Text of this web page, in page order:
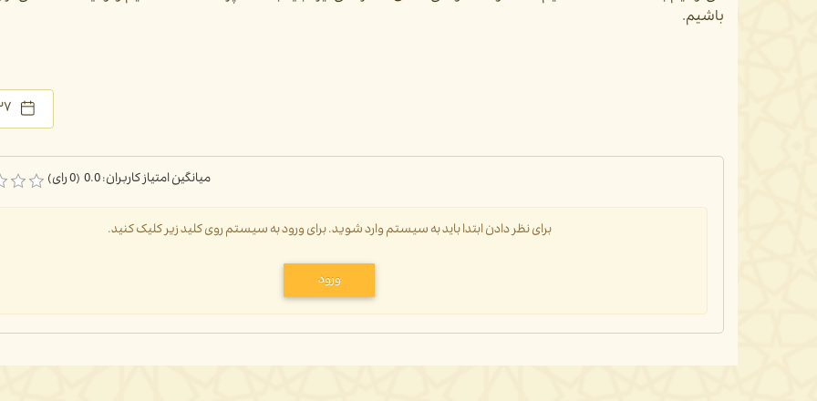
باشیم.
۲۷ دی
میانگین امتیاز کاربران: 0.0 (0 رای)
برای نظر دادن ابتدا باید به سیستم وارد شوید. برای ورود به سیستم روی کلید زیر کلیک کنید.
ورود